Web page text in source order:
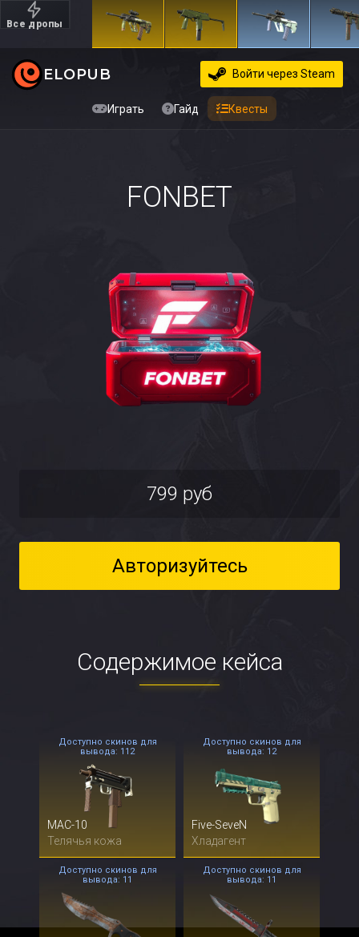
Все дропы
Дорогие
ELOPUB
Играть Гайд Квесты
Войти через Steam
FONBET
799 руб
Авторизуйтесь
Содержимое кейса
MAC-10
Телячья кожа
Доступно скинов для
вывода: 112
Five-SeveN
Хладагент
Доступно скинов для
вывода: 12
Доступно скинов для
вывода: 11
Доступно скинов для
вывода: 11